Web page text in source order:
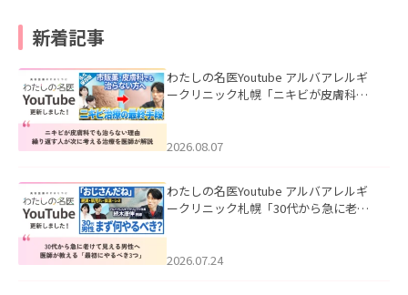
新着記事
わたしの名医Youtube アルバアレルギ
ークリニック札幌「ニキビが皮膚科で
ました。
2026.08.07
わたしの名医Youtube アルバアレルギ
ークリニック札幌「30代から急に老け
た。
2026.07.24